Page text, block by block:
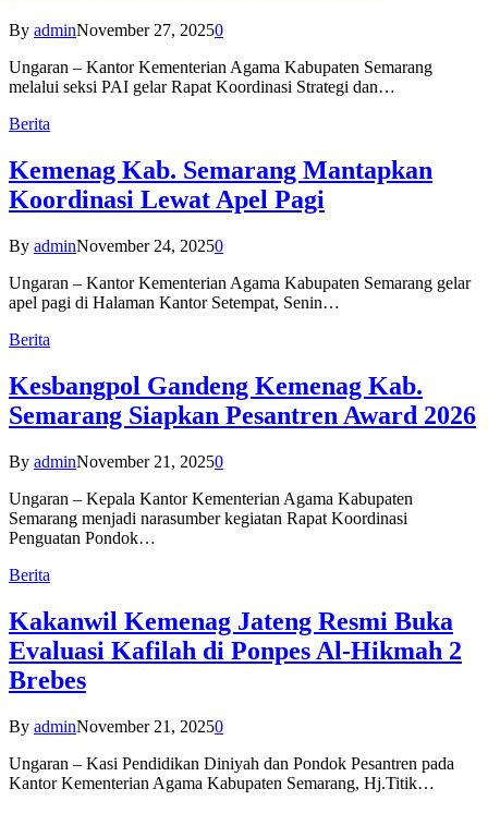
By adminNovember 27, 20250
Ungaran – Kantor Kementerian Agama Kabupaten Semarang
melalui seksi PAI gelar Rapat Koordinasi Strategi dan…
Berita
Kemenag Kab. Semarang Mantapkan
Koordinasi Lewat Apel Pagi
By adminNovember 24, 20250
Ungaran – Kantor Kementerian Agama Kabupaten Semarang gelar
apel pagi di Halaman Kantor Setempat, Senin…
Berita
Kesbangpol Gandeng Kemenag Kab.
Semarang Siapkan Pesantren Award 2026
By adminNovember 21, 20250
Ungaran – Kepala Kantor Kementerian Agama Kabupaten
Semarang menjadi narasumber kegiatan Rapat Koordinasi
Penguatan Pondok…
Berita
Kakanwil Kemenag Jateng Resmi Buka
Evaluasi Kafilah di Ponpes Al-Hikmah 2
Brebes
By adminNovember 21, 20250
Ungaran – Kasi Pendidikan Diniyah dan Pondok Pesantren pada
Kantor Kementerian Agama Kabupaten Semarang, Hj.Titik…